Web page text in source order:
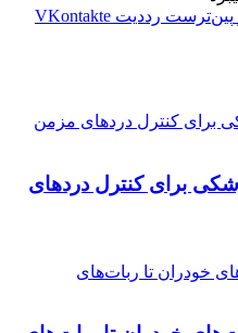
‫پین‌ترست ‫رددیت ‫VKontakte
برای کنترل دردهای